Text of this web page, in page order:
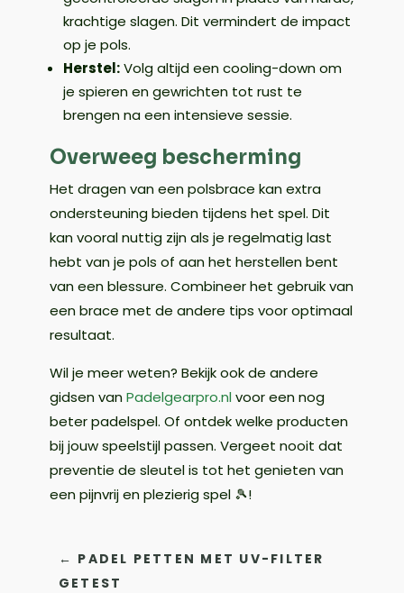
krachtige slagen. Dit vermindert de impact
op je pols.
Herstel:Volg altijd een cooling-down om
je spieren en gewrichten tot rust te
brengen na een intensieve sessie.
Overweeg bescherming
Het dragen van een polsbrace kan extra
ondersteuning bieden tijdens het spel. Dit
kan vooral nuttig zijn als je regelmatig last
hebt van je pols of aan het herstellen bent
van een blessure. Combineer het gebruik van
een brace met de andere tips voor optimaal
resultaat.
Wil je meer weten? Bekijk ook de andere
gidsen vanPadelgearpro.nlvoor een nog
beter padelspel. Of ontdek welke producten
bij jouw speelstijl passen. Vergeet nooit dat
preventie de sleutel is tot het genieten van
een pijnvrij en plezierig spel 🎾!
← PADEL PETTEN MET UV-FILTER
GETEST